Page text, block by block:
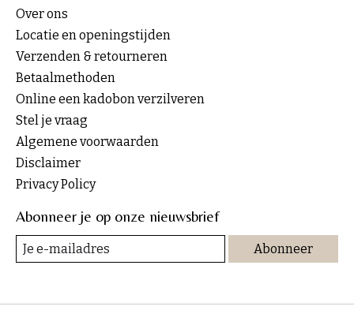
Over ons
Locatie en openingstijden
Verzenden & retourneren
Betaalmethoden
Online een kadobon verzilveren
Stel je vraag
Algemene voorwaarden
Disclaimer
Privacy Policy
Abonneer je op onze nieuwsbrief
Abonneer